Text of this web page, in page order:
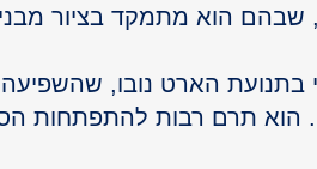
שבהם הוא מתמקד בציור
בתנועת הארט נובו,
הוא תרם רבות להתפתחות